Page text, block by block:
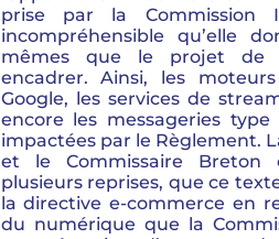
prise par la Commission
incompréhensible qu’elle
mêmes que le projet de
encadrer. Ainsi, les
Google, les services de
encore les messageries
impactées par le Règlement.
et le Commissaire
plusieurs reprises, que ce
la directive e-commerce en
du numérique que la